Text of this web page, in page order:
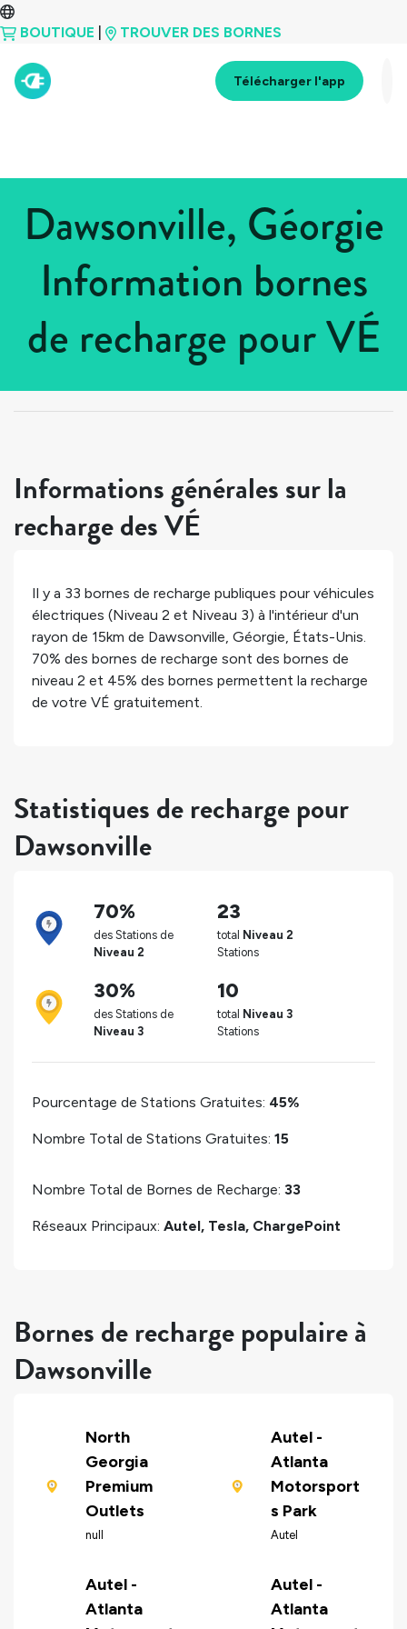
BOUTIQUE TROUVER DES BORNES
Télécharger l'app
Dawsonville, Géorgie
Information bornes
de recharge pour VÉ
États-Unis > Géorgie
Informations générales sur la
recharge des VÉ
Il y a 33 bornes de recharge publiques pour véhicules
électriques (Niveau 2 et Niveau 3) à l'intérieur d'un
rayon de 15km de Dawsonville, Géorgie, États-Unis.
70% des bornes de recharge sont des bornes de
niveau 2 et 45% des bornes permettent la recharge
de votre VÉ gratuitement.
Statistiques de recharge pour
Dawsonville
70%
des Stations de
Niveau 2
23
total Niveau 2
Stations
30%
des Stations de
Niveau 3
10
total Niveau 3
Stations
Pourcentage de Stations Gratuites: 45%
Nombre Total de Stations Gratuites: 15
Nombre Total de Bornes de Recharge: 33
Réseaux Principaux: Autel, Tesla, ChargePoint
Bornes de recharge populaire à
Dawsonville
North
Georgia
Premium
Outlets
null
Autel -
Atlanta
Motorsport
s Park
Autel
Autel -
Atlanta
Autel -
Atlanta